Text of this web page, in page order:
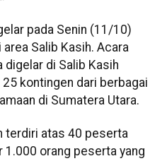
pada Senin (11/10)
Salib Kasih. Acara
digelar di Salib Kasih
kontingen dari berbagai
di Sumatera Utara.
terdiri atas 40 peserta
orang peserta yang